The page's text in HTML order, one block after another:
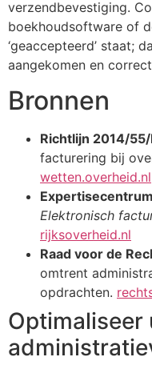
verzendbevestiging.
boekhoudsoftware of
‘geaccepteerd’ staat;
aangekomen en
Bronnen
Richtlijn 2014/55/
facturering bij
wetten.overheid.nl
Elektronisch
rijksoverheid.nl
Raad voor de
omtrent
opdrachten.
Optimaliseer